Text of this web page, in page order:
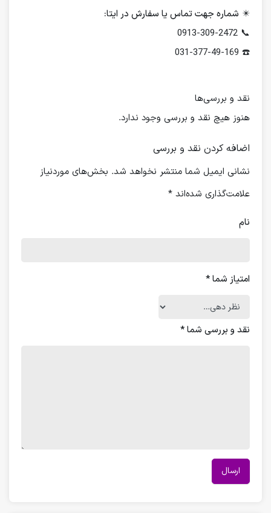
✴️ شماره جهت تماس یا سفارش در ایتا:
📞 0913-309-2472
☎️ 031-377-49-169
نقد و بررسی‌ها
هنوز هیچ نقد و بررسی وجود ندارد.
اضافه کردن نقد و بررسی
نشانی ایمیل شما منتشر نخواهد شد. بخش‌های موردنیاز
علامت‌گذاری شده‌اند *
نام
امتیاز شما*
نقد و بررسی شما*